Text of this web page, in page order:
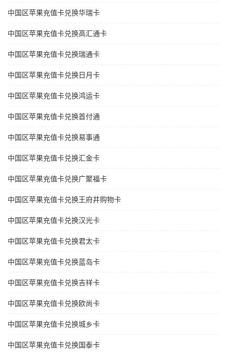
中国区苹果充值卡兑换华瑞卡
中国区苹果充值卡兑换高汇通卡
中国区苹果充值卡兑换瑞通卡
中国区苹果充值卡兑换日月卡
中国区苹果充值卡兑换鸿运卡
中国区苹果充值卡兑换首付通
中国区苹果充值卡兑换易事通
中国区苹果充值卡兑换汇金卡
中国区苹果充值卡兑换广聚福卡
中国区苹果充值卡兑换王府井购物卡
中国区苹果充值卡兑换汉光卡
中国区苹果充值卡兑换君太卡
中国区苹果充值卡兑换蓝岛卡
中国区苹果充值卡兑换吉祥卡
中国区苹果充值卡兑换欧尚卡
中国区苹果充值卡兑换城乡卡
中国区苹果充值卡兑换国泰卡